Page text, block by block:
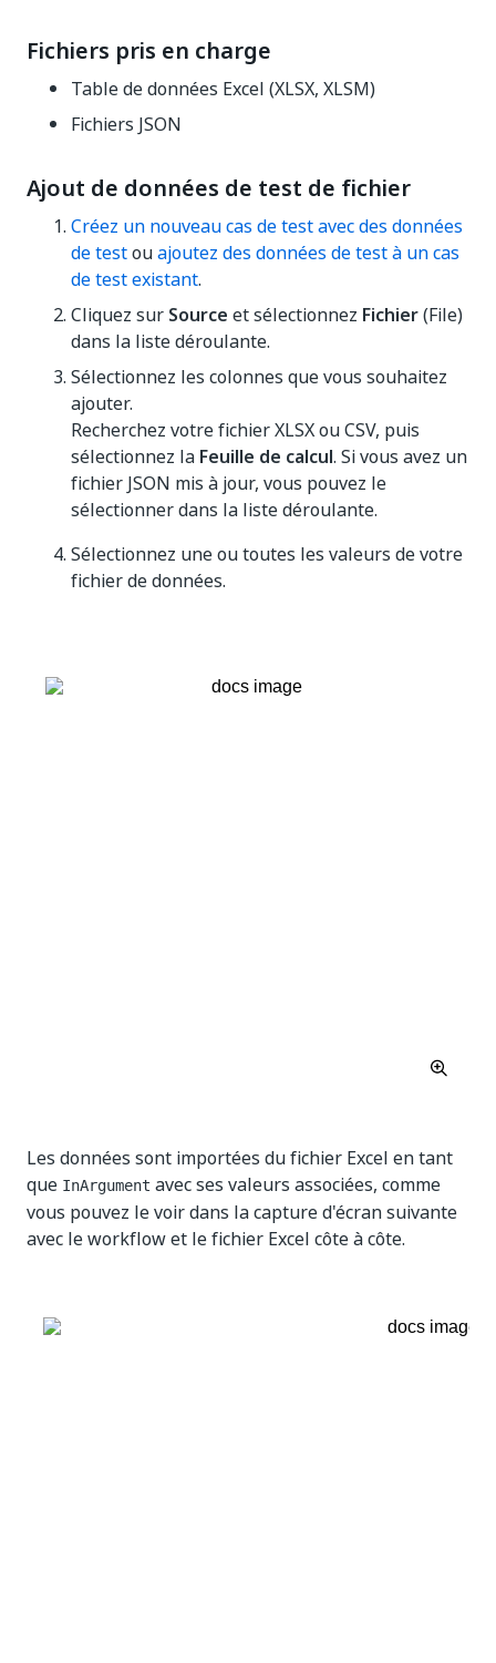
Fichiers pris en charge
Table de données Excel (XLSX, XLSM)
Fichiers JSON
Ajout de données de test de fichier
Créez un nouveau cas de test avec des données
de testouajoutez des données de test à un cas
de test existant.
Cliquez sur Source et sélectionnez Fichier(File)
dans la liste déroulante.
Sélectionnez les colonnes que vous souhaitez
ajouter.
Recherchez votre fichier XLSX ou CSV, puis
sélectionnez la Feuille de calcul. Si vous avez un
fichier JSON mis à jour, vous pouvez le
sélectionner dans la liste déroulante.
Sélectionnez une ou toutes les valeurs de votre
fichier de données.
Les données sont importées du fichier Excel en tant
que InArgument avec ses valeurs associées, comme
vous pouvez le voir dans la capture d'écran suivante
avec le workflow et le fichier Excel côte à côte.